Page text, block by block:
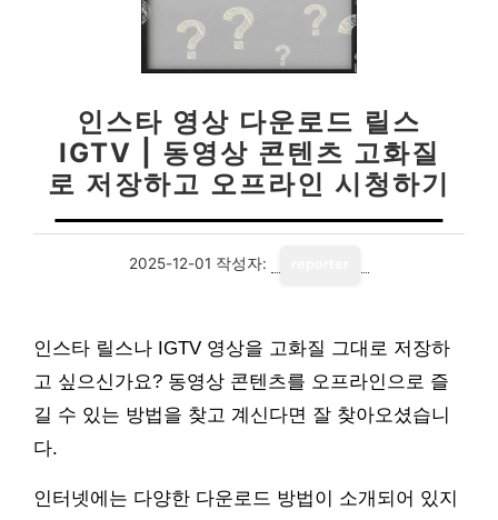
인스타 영상 다운로드 릴스
IGTV | 동영상 콘텐츠 고화질
로 저장하고 오프라인 시청하기
2025-12-01 작성자:
인스타 릴스나 IGTV 영상을 고화질 그대로 저장하
고 싶으신가요? 동영상 콘텐츠를 오프라인으로 즐
길 수 있는 방법을 찾고 계신다면 잘 찾아오셨습니
다.
인터넷에는 다양한 다운로드 방법이 소개되어 있지